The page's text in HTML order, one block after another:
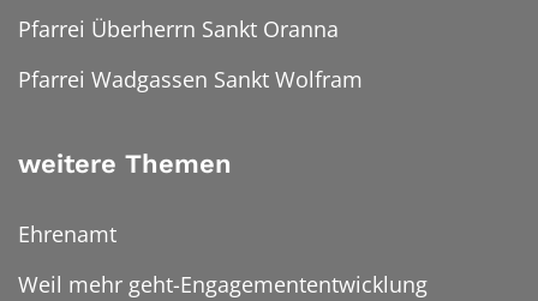
Pfarrei Überherrn Sankt Oranna
Pfarrei Wadgassen Sankt Wolfram
weitere Themen
Ehrenamt
Weil mehr geht-Engagemententwicklung